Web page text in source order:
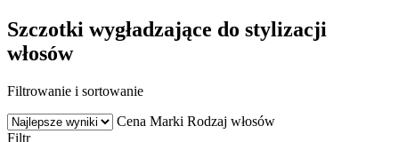
Szczotki wygładzające do stylizacji
włosów
Filtrowanie i sortowanie
Cena Marki Rodzaj włosów
Filtr